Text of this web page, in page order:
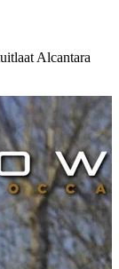
Alcantara